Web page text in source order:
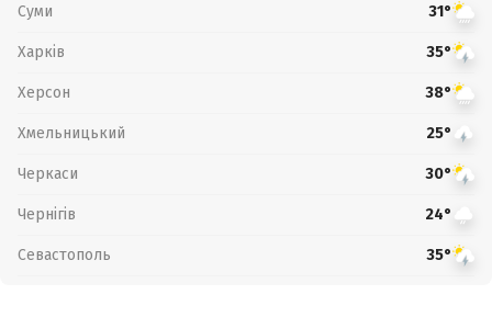
Суми 31°
Харків 35°
Херсон 38°
Хмельницький 25°
Черкаси 30°
Чернігів 24°
Севастополь 35°